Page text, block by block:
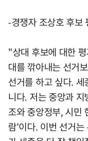
-경쟁자 조상호 후보
"상대 후보에 대한
대를 깎아내는 선거
선거를 하고 싶다.
니다. 저는 중앙과
조와 중앙정부, 시민
람'이다. 이번 선거